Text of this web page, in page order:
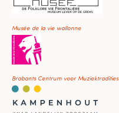
Musée de la vie wallonne
Brabants Centrum voor Muziektradities